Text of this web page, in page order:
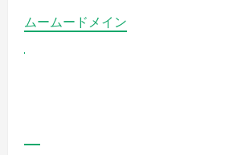
ムームードメイン